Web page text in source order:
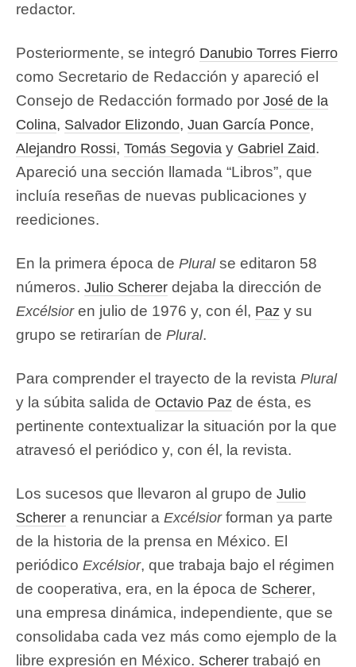
redactor.
Posteriormente, se integró Danubio Torres Fierro
como Secretario de Redacción y apareció el
Consejo de Redacción formado por José de la
Colina, Salvador Elizondo, Juan García Ponce,
Alejandro Rossi, Tomás Segovia y Gabriel Zaid.
Apareció una sección llamada “Libros”, que
incluía reseñas de nuevas publicaciones y
reediciones.
En la primera época de Pluralse editaron 58
números. Julio Scherer dejaba la dirección de
Excélsioren julio de 1976 y, con él, Paz y su
grupo se retirarían de Plural.
Para comprender el trayecto de la revista Plural
y la súbita salida de Octavio Paz de ésta, es
pertinente contextualizar la situación por la que
atravesó el periódico y, con él, la revista.
Los sucesos que llevaron al grupo de Julio
Scherer a renunciar a Excélsiorforman ya parte
de la historia de la prensa en México. El
periódico Excélsior, que trabaja bajo el régimen
de cooperativa, era, en la época de Scherer,
una empresa dinámica, independiente, que se
consolidaba cada vez más como ejemplo de la
libre expresión en México. Scherer trabajó en